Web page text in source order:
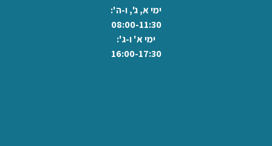
ימי א, ג', ו-ה':
08:00-11:30
ימי א' ו-ג':
16:00-17:30